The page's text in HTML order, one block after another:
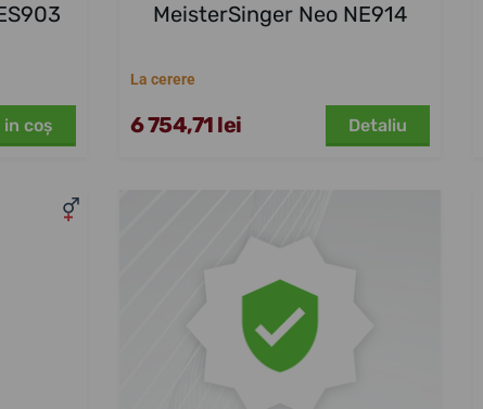
coş
MeisterSinger Neo NE914
La cerere
6 754,71 lei Detaliu